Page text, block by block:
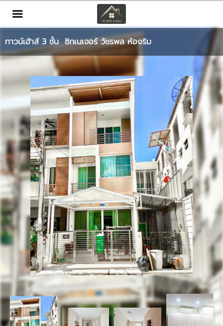
TH
เข้าสู่ระบบ สมัครสมาชิก
หน้าหลัก
ทรัพย์สิน
บริการ
ข่าวสาร
ติดต่อ
เพิ่มเติม
ทาวน์เฮ้าส์ 3 ชั้น ซิกเนเจอร์ วัชรพล ห้องริม